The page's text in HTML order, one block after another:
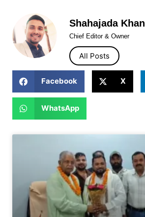
Shahajada Khan
Chief Editor & Owner
All Posts
Facebook X
WhatsApp